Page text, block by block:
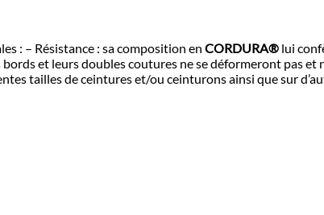
: – Résistance : sa composition enCORDURA® lui
et leurs doubles coutures ne se déformeront pas et
tailles de ceintures et/ou ceinturons ainsi que sur